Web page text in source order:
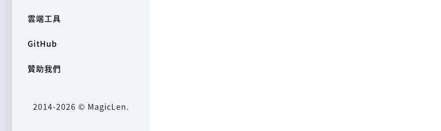
雲端工具
GitHub
贊助我們
2014-2026 © MagicLen.